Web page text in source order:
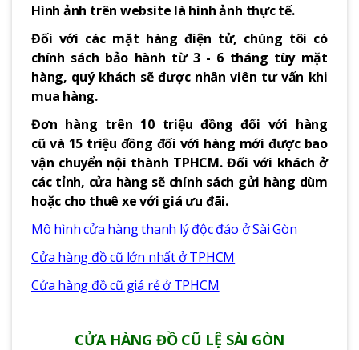
Hình ảnh trên website là hình ảnh thực tế.
Đối với các mặt hàng điện tử, chúng tôi có
chính sách bảo hành từ 3 - 6 tháng tùy mặt
hàng, quý khách sẽ được nhân viên tư vấn khi
mua hàng.
Đơn hàng trên 10 triệu đồng đối với hàng
cũ và 15 triệu đồng đối với hàng mới được bao
vận chuyển nội thành TPHCM. Đối với khách ở
các tỉnh, cửa hàng sẽ chính sách gửi hàng dùm
hoặc cho thuê xe với giá ưu đãi.
Mô hình cửa hàng thanh lý độc đáo ở Sài Gòn
Cửa hàng đồ cũ lớn nhất ở TPHCM
Cửa hàng đồ cũ giá rẻ ở TPHCM
CỬA HÀNG ĐỒ CŨ LỆ SÀI GÒN